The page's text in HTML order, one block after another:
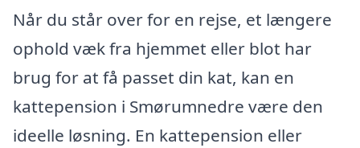
Når du står over for en rejse, et længere
ophold væk fra hjemmet eller blot har
brug for at få passet din kat, kan en
kattepension i Smørumnedre være den
ideelle løsning. En kattepension eller